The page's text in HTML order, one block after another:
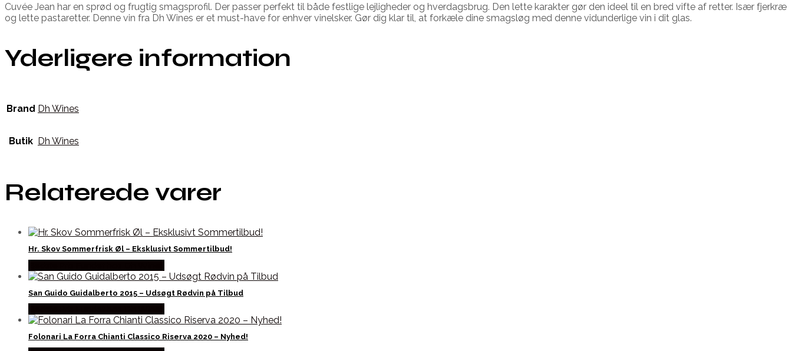
Cuvée Jean har en sprød og frugtig smagsprofil. Der passer perfekt til både festlige lejligheder og hverdagsbrug. Den lette karakter gør den ideel til en bred vifte af retter. Især fjerkræ
og lette pastaretter. Denne vin fra Dh Wines er et must-have for enhver vinelsker. Gør dig klar til, at forkæle dine smagsløg med denne vidunderlige vin i dit glas.
Yderligere information
Brand Dh Wines
Butik Dh Wines
Relaterede varer
Hr. Skov Sommerfrisk Øl – Eksklusivt Sommertilbud!
San Guido Guidalberto 2015 – Udsøgt Rødvin på Tilbud
Folonari La Forra Chianti Classico Riserva 2020 – Nyhed!